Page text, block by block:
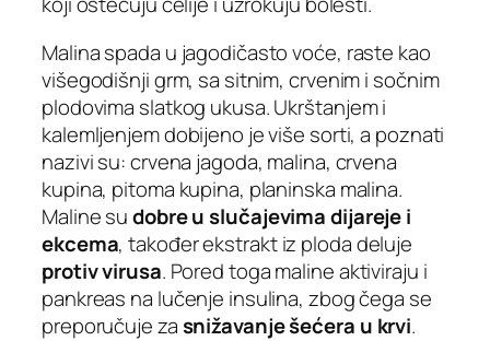
Malina spada u jagodičasto voće, raste kao
višegodišnji grm, sa sitnim, crvenim i sočnim
plodovima slatkog ukusa. Ukrštanjem i
kalemljenjem dobijeno je više sorti, a poznati
nazivi su: crvena jagoda, malina, crvena
kupina, pitoma kupina, planinska malina.
Maline sudobre u slučajevima dijareje i
ekcema, također ekstrakt iz ploda deluje
protiv virusa. Pored toga maline aktiviraju i
pankreas na lučenje insulina, zbog čega se
preporučuje zasnižavanje šećera u krvi.